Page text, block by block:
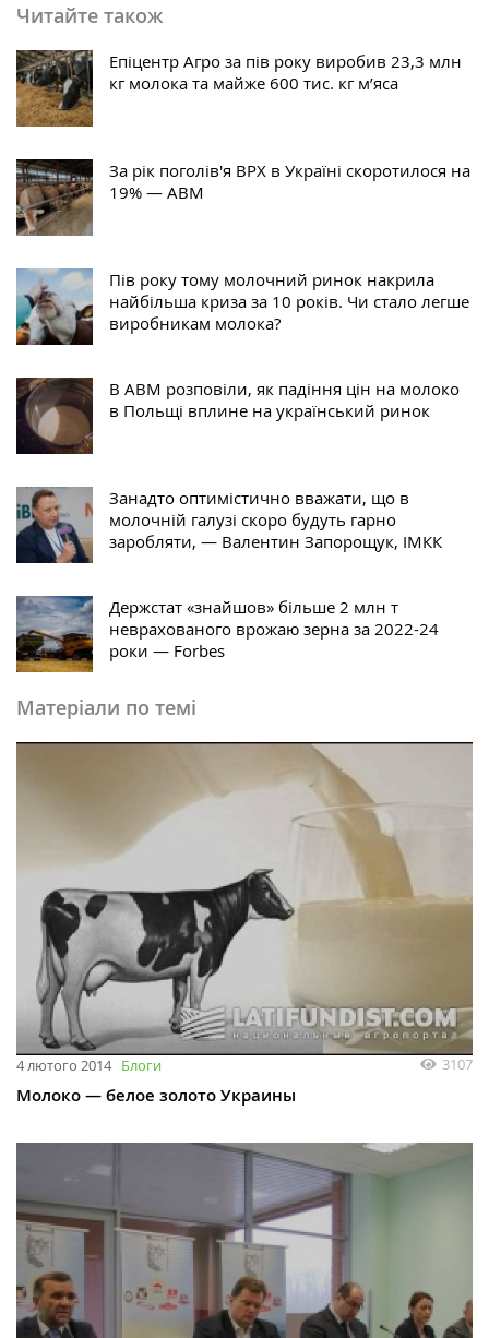
Читайте також
Епіцентр Агро за пів року виробив 23,3 млн
кг молока та майже 600 тис. кг м’яса
За рік поголів'я ВРХ в Україні скоротилося на
19% — АВМ
Пів року тому молочний ринок накрила
найбільша криза за 10 років. Чи стало легше
виробникам молока?
В АВМ розповіли, як падіння цін на молоко
в Польщі вплине на український ринок
Занадто оптимістично вважати, що в
молочній галузі скоро будуть гарно
заробляти, — Валентин Запорощук, ІМКК
Держстат «знайшов» більше 2 млн т
неврахованого врожаю зерна за 2022-24
роки — Forbes
Матеріали по темі
4 лютого 2014 Блоги 3107
Молоко — белое золото Украины